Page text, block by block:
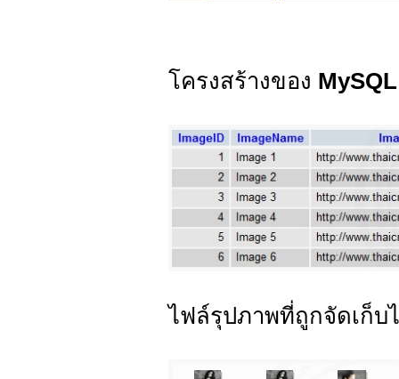
โครงสร้างของ
ไฟล์รุปภาพที่ถูกจัดเก็บ